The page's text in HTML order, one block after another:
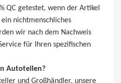
QC getestet, wenn der Artikel
nichtmenschliches
wir nach dem Nachweis
für Ihren spezifischen
Autoteilen?
und Großhändler, unsere